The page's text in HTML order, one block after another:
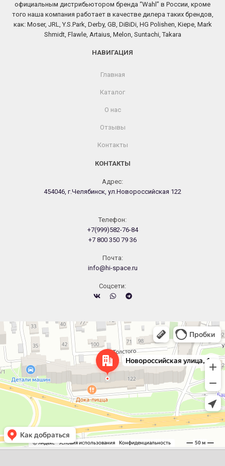
официальным дистрибьютором бренда “Wahl” в России, кроме
того наша компания работает в качестве дилера таких брендов,
как: Moser, JRL, Y.S.Park, Derby, GB, DiBiDi, HG Polishen, Kiepe, Mark
Shmidt, Flawle, Artaius, Melon, Suntachi, Takara
НАВИГАЦИЯ
Главная
Каталог
О нас
Отзывы
Контакты
КОНТАКТЫ
Адрес:
454046, г.Челябинск, ул.Новороссийская 122
Телефон:
+7(999)582-76-84
+7 800 350 79 36
Почта:
info@hi-space.ru
Cоцсети:
Челябинск
Новороссийская улица, 122 — Яндекс.Карты